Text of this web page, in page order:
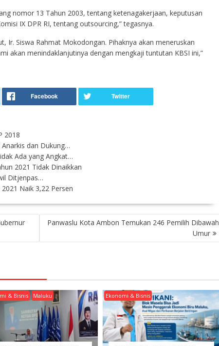
nomor 13 Tahun 2003, tentang ketenagakerjaan, keputusan
IX DPR RI, tentang outsourcing,” tegasnya.
Ir. Siswa Rahmat Mokodongan. Pihaknya akan meneruskan
akan menindaklanjutinya dengan mengkaji tuntutan KBSI ini,”
2018
dan Dukung…
Ada yang Angkat…
2021 Tidak Dinaikkan
Ditjenpas…
Naik 3,22 Persen
Panwaslu Kota Ambon Temukan 246 Pemilih Dibawah
Umur
& Bisnis Maluku Ekonomi & Bisnis